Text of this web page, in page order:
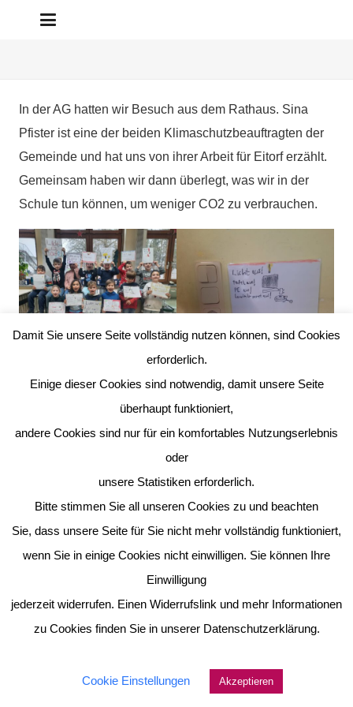
In der AG hatten wir Besuch aus dem Rathaus. Sina
Pfister ist eine der beiden Klimaschutzbeauftragten der
Gemeinde und hat uns von ihrer Arbeit für Eitorf erzählt.
Gemeinsam haben wir dann überlegt, was wir in der
Schule tun können, um weniger CO2 zu verbrauchen.
Klicke hier, um auf das Eitorfer Klimaschutzkonzept zu
gelangen:
Damit Sie unsere Seite vollständig nutzen können, sind Cookies
erforderlich.
Einige dieser Cookies sind notwendig, damit unsere Seite
überhaupt funktioniert,
andere Cookies sind nur für ein komfortables Nutzungserlebnis
oder
unsere Statistiken erforderlich.
Bitte stimmen Sie all unseren Cookies zu und beachten
Sie, dass unsere Seite für Sie nicht mehr vollständig funktioniert,
wenn Sie in einige Cookies nicht einwilligen. Sie können Ihre
Einwilligung
jederzeit widerrufen. Einen Widerrufslink und mehr Informationen
zu Cookies finden Sie in unserer Datenschutzerklärung.
Cookie Einstellungen Akzeptieren